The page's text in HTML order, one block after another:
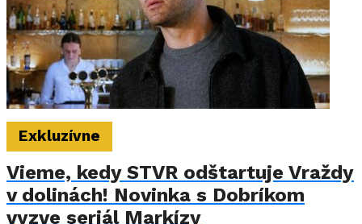
Exkluzívne
Vieme, kedy STVR odštartuje Vraždy
v dolinách! Novinka s Dobríkom
vyzve seriál Markízy